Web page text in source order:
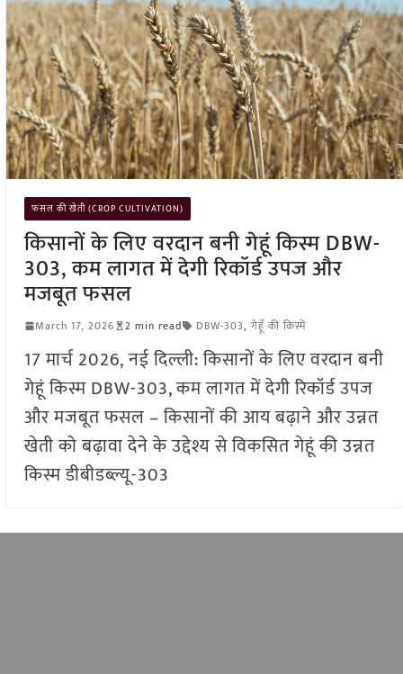
फसल की खेती (CROP CULTIVATION)
किसानों के लिए वरदान बनी गेहूं किस्म DBW-
303, कम लागत में देगी रिकॉर्ड उपज और
मजबूत फसल
March 17, 2026 2 min read DBW-303, गेहूँ की किस्में
17 मार्च 2026, नई दिल्ली: किसानों के लिए वरदान बनी
गेहूं किस्म DBW-303, कम लागत में देगी रिकॉर्ड उपज
और मजबूत फसल – किसानों की आय बढ़ाने और उन्नत
खेती को बढ़ावा देने के उद्देश्य से विकसित गेहूं की उन्नत
किस्म डीबीडब्ल्यू-303